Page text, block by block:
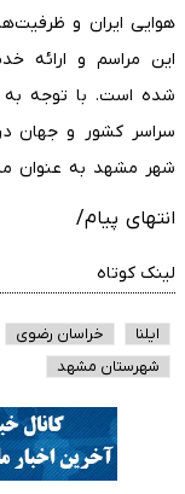
هوایی ایران و
این مراسم و ارائه
سراسر کشور و جهان
شهر مشهد به عنوان
انتهای پیام/
لینک کوتاه
ایلنا خراسان رضوی
شهرستان مشهد